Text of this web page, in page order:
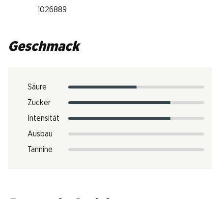
1026889
Geschmack
Säure
Zucker
Intensität
Ausbau
Tannine